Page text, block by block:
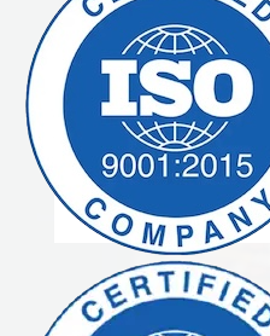
Schreib uns und